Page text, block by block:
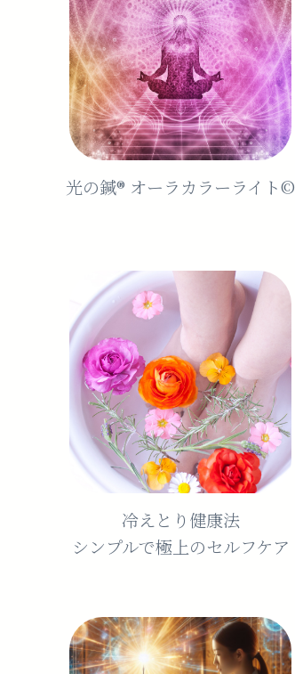
光の鍼®️ オーラカラーライト©︎
冷えとり健康法
シンプルで極上のセルフケア